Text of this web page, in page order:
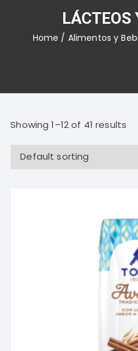
LÁCTEOS
Home / Alimentos y
Showing 1–12 of 41 results